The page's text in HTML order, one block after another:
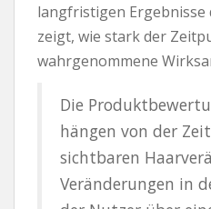
langfristigen Ergebnisse
zeigt, wie stark der
wahrgenommene
Die
hängen von der
sichtbaren
Veränderungen in